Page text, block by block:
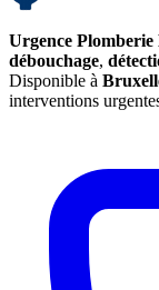
Urgence Plomberie
débouchage,
Disponible à
interventions